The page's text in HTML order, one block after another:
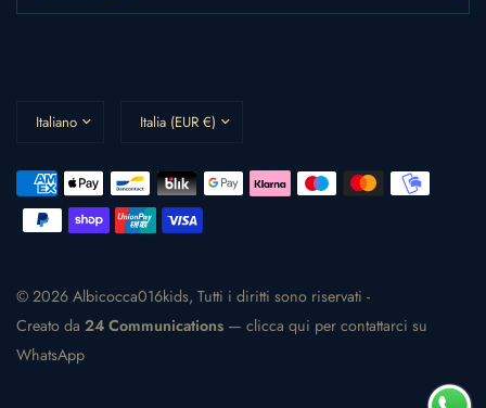
Aggiorna
geografica
Aggiorna
geografica
© 2026 Albicocca016kids, Tutti i diritti sono riservati -
Creato da24 Communications — clicca qui per contattarci su
WhatsApp